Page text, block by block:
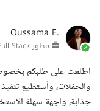
Oussama E.
مطور Full Stack
اطلعت على طلبكم
والحفلات، وأستطيع
جذابة، واجهة سهلة